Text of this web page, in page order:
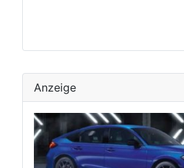
Anzeige